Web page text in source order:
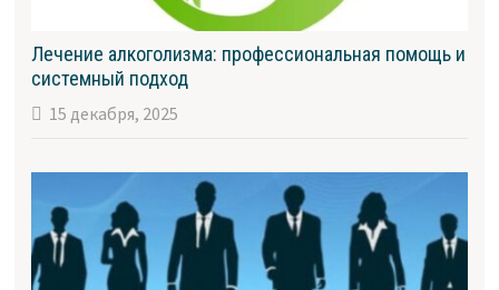
Лечение алкоголизма: профессиональная помощь и
системный подход
15 декабря, 2025